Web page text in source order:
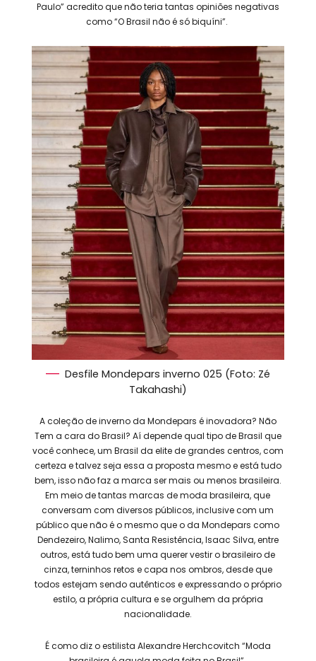
Paulo” acredito que não teria tantas opiniões negativas
como “O Brasil não é só biquíni”.
Desfile Mondepars inverno 025 (Foto: Zé
Takahashi)
A coleção de inverno da Mondepars é inovadora? Não
Tem a cara do Brasil? Aí depende qual tipo de Brasil que
você conhece, um Brasil da elite de grandes centros, com
certeza e talvez seja essa a proposta mesmo e está tudo
bem, isso não faz a marca ser mais ou menos brasileira.
Em meio de tantas marcas de moda brasileira, que
conversam com diversos públicos, inclusive com um
público que não é o mesmo que o da Mondepars como
Dendezeiro, Nalimo, Santa Resistência, Isaac Silva, entre
outros, está tudo bem uma querer vestir o brasileiro de
cinza, terninhos retos e capa nos ombros, desde que
todos estejam sendo autênticos e expressando o próprio
estilo, a própria cultura e se orgulhem da própria
nacionalidade.
É como diz o estilista Alexandre Herchcovitch “Moda